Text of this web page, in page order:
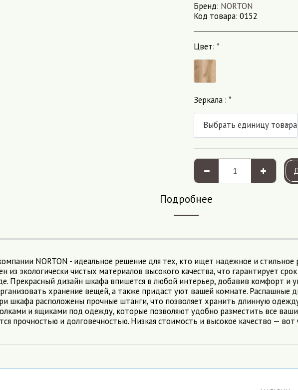
Бренд: NORTON
Код товара: 0152
Цвет: *
Зеркала : *
Выбрать единицу товара
Подробнее
NORTON - идеальное решение для тех, кто ищет надежное и
из экологически чистых материалов высокого качества, что гарантирует
Прекрасный дизайн шкафа впишется в любой интерьер, добавив комфорт и
хранение вещей, а также придаст уют вашей комнате. Распашные
шкафа расположены прочные штанги, что позволяет хранить длинную
и ящиками под одежду, которые позволяют удобно разместить все
прочностью и долговечностью. Низкая стоимость и высокое качество —